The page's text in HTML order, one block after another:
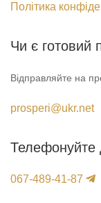
Політика
Чи є готовий
Відправляйте на
prosperi@ukr.net
Телефонуйте
067-489-41-87